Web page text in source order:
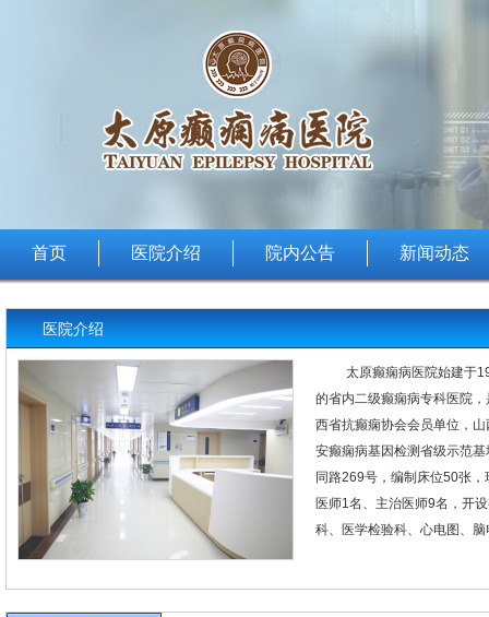
首页 医院介绍 院内公告 新闻动态
医院介绍
太原癫痫病医院始建于
的省内二级癫痫病专科医院
西省抗癫痫协会会员单位，
安癫痫病基因检测省级示范
同路269号，编制床位50张
医师1名、主治医师9名，开
科、医学检验科、心电图、